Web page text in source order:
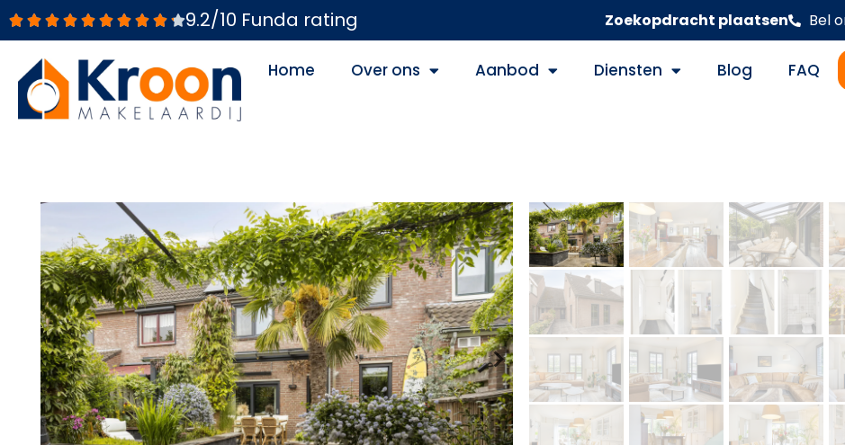
Ga
naar
inhoud
9.2/10 Funda rating Zoekopdracht plaatsen Bel
Home Over ons Aanbod Diensten Blog FAQ